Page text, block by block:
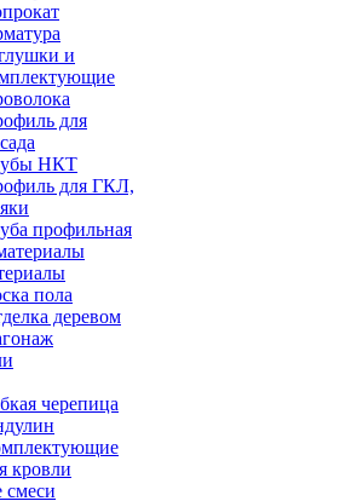
и
для
НКТ
для ГКЛ,
профильная
пола
деревом
черепица
кровли